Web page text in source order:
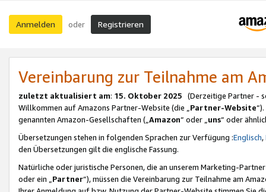
Anmelden oder Registrieren
Vereinbarung zur Teilnahme am
zuletzt aktualisiert am: 15. Oktober 2025 (Derzeitige Partner -
Willkommen auf Amazons Partner-Website (die „Partner-Website
genannten Amazon-Gesellschaften („Amazon“ oder „uns“ oder
Übersetzungen stehen in folgenden Sprachen zur Verfügung :Englisch,
den Übersetzungen gilt die englische Fassung.
Natürliche oder juristische Personen, die an unserem Marketing-
oder ein „Partner“), müssen die Vereinbarung zur Teilnahme am